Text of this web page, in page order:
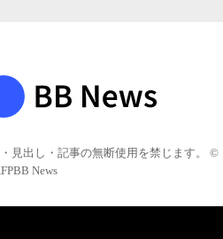
見出し・記事の無断使用を禁じます。 ©
News